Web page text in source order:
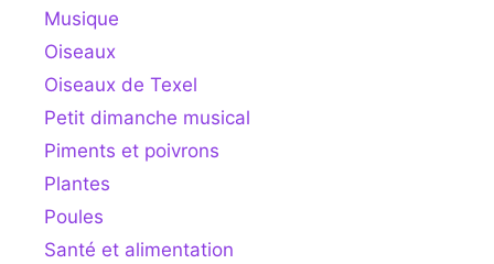
Musique
Oiseaux
Oiseaux de Texel
Petit dimanche musical
Piments et poivrons
Plantes
Poules
Santé et alimentation